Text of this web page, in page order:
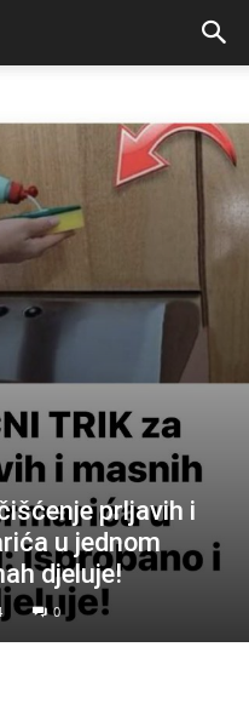
prljavih i
u jednom
djeluje!
0